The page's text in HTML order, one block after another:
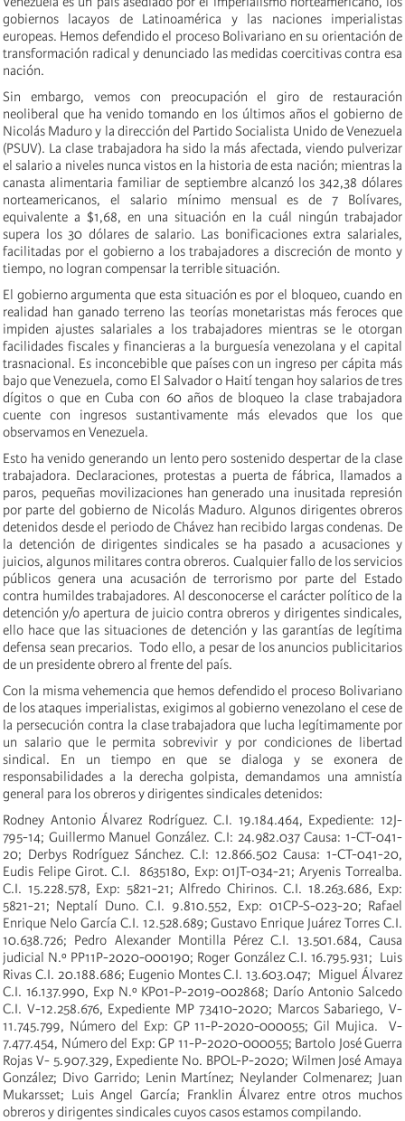
gobiernos lacayos de Latinoamérica y las naciones imperialistas
europeas. Hemos defendido el proceso Bolivariano en su orientación de
transformación radical y denunciado las medidas coercitivas contra esa
nación.
Sin embargo, vemos con preocupación el giro de restauración
neoliberal que ha venido tomando en los últimos años el gobierno de
Nicolás Maduro y la dirección del Partido Socialista Unido de Venezuela
(PSUV). La clase trabajadora ha sido la más afectada, viendo pulverizar
el salario a niveles nunca vistos en la historia de esta nación; mientras la
canasta alimentaria familiar de septiembre alcanzó los 342,38 dólares
norteamericanos, el salario mínimo mensual es de 7 Bolívares,
equivalente a $1,68, en una situación en la cuál ningún trabajador
supera los 30 dólares de salario. Las bonificaciones extra salariales,
facilitadas por el gobierno a los trabajadores a discreción de monto y
tiempo, no logran compensar la terrible situación.
El gobierno argumenta que esta situación es por el bloqueo, cuando en
realidad han ganado terreno las teorías monetaristas más feroces que
impiden ajustes salariales a los trabajadores mientras se le otorgan
facilidades fiscales y financieras a la burguesía venezolana y el capital
trasnacional. Es inconcebible que países con un ingreso per cápita más
bajo que Venezuela, como El Salvador o Haití tengan hoy salarios de tres
dígitos o que en Cuba con 60 años de bloqueo la clase trabajadora
cuente con ingresos sustantivamente más elevados que los que
observamos en Venezuela.
Esto ha venido generando un lento pero sostenido despertar de la clase
trabajadora. Declaraciones, protestas a puerta de fábrica, llamados a
paros, pequeñas movilizaciones han generado una inusitada represión
por parte del gobierno de Nicolás Maduro. Algunos dirigentes obreros
detenidos desde el periodo de Chávez han recibido largas condenas. De
la detención de dirigentes sindicales se ha pasado a acusaciones y
juicios, algunos militares contra obreros. Cualquier fallo de los servicios
públicos genera una acusación de terrorismo por parte del Estado
contra humildes trabajadores. Al desconocerse el carácter político de la
detención y/o apertura de juicio contra obreros y dirigentes sindicales,
ello hace que las situaciones de detención y las garantías de legítima
defensa sean precarios. Todo ello, a pesar de los anuncios publicitarios
de un presidente obrero al frente del país.
Con la misma vehemencia que hemos defendido el proceso Bolivariano
de los ataques imperialistas, exigimos al gobierno venezolano el cese de
la persecución contra la clase trabajadora que lucha legítimamente por
un salario que le permita sobrevivir y por condiciones de libertad
sindical. En un tiempo en que se dialoga y se exonera de
responsabilidades a la derecha golpista, demandamos una amnistía
general para los obreros y dirigentes sindicales detenidos:
Rodney Antonio Álvarez Rodríguez. C.I. 19.184.464, Expediente: 12J-
795-14; Guillermo Manuel González. C.I: 24.982.037 Causa: 1-CT-041-
20; Derbys Rodríguez Sánchez. C.I: 12.866.502 Causa: 1-CT-041-20,
Eudis Felipe Girot. C.I. 8635180, Exp: 01JT-034-21; Aryenis Torrealba.
C.I. 15.228.578, Exp: 5821-21; Alfredo Chirinos. C.I. 18.263.686, Exp:
5821-21; Neptalí Duno. C.I. 9.810.552, Exp: 01CP-S-023-20; Rafael
Enrique Nelo García C.I. 12.528.689; Gustavo Enrique Juárez Torres C.I.
10.638.726; Pedro Alexander Montilla Pérez C.I. 13.501.684, Causa
judicial N.º PP11P-2020-000190; Roger González C.I. 16.795.931; Luis
Rivas C.I. 20.188.686; Eugenio Montes C.I. 13.603.047; Miguel Álvarez
C.I. 16.137.990, Exp N.º KP01-P-2019-002868; Darío Antonio Salcedo
C.I. V-12.258.676, Expediente MP 73410-2020; Marcos Sabariego, V-
11.745.799, Número del Exp: GP 11-P-2020-000055; Gil Mujica. V-
7.477.454, Número del Exp: GP 11-P-2020-000055; Bartolo José Guerra
Rojas V- 5.907.329, Expediente No. BPOL-P-2020; Wilmen José Amaya
González; Divo Garrido; Lenin Martínez; Neylander Colmenarez; Juan
Mukarsset; Luis Angel García; Franklin Álvarez entre otros muchos
obreros y dirigentes sindicales cuyos casos estamos compilando.